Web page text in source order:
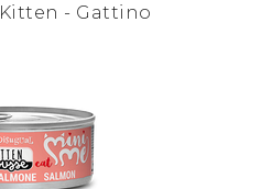
Kitten - Gattino